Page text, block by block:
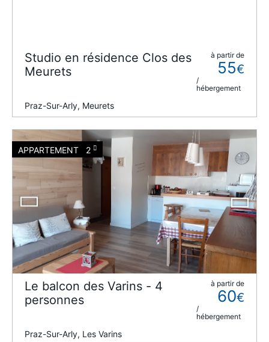
Studio en résidence Clos des
Meurets
Praz-Sur-Arly, Meurets
à partir de
55€
/
hébergement
APPARTEMENT 2
Le balcon des Varins - 4
personnes
Praz-Sur-Arly, Les Varins
à partir de
60€
/
hébergement